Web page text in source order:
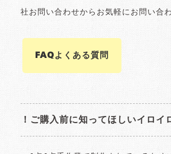
社お問い合わせからお気軽にお問い合
FAQよくある質問
！ご購入前に知ってほしいイロイ